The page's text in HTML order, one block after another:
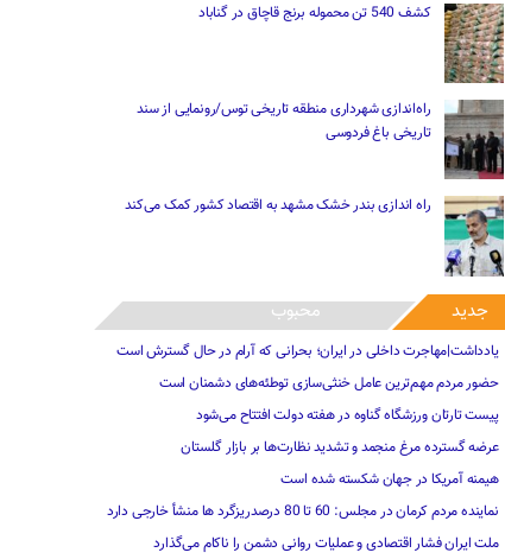
کشف 540 تن محموله برنج قاچاق در گناباد
راه‌اندازی شهرداری منطقه تاریخی توس/رونمایی از سند
تاریخی باغ فردوسی
راه اندازی بندر خشک مشهد به اقتصاد کشور کمک می‌کند
جدید محبوب
یادداشت|مهاجرت داخلی در ایران؛ بحرانی که آرام در حال گسترش است
حضور مردم مهم‌ترین عامل خنثی‌سازی توطئه‌های دشمنان است
پیست تارتان ورزشگاه گناوه در هفته دولت افتتاح می‌شود
عرضه گسترده مرغ منجمد و تشدید نظارت‌ها بر بازار گلستان
هیمنه آمریکا در جهان شکسته شده است
نماینده مردم کرمان در مجلس: 60 تا 80 درصدریزگرد ها منشأ خارجی دارد
ملت ایران فشار اقتصادی و عملیات روانی دشمن را ناکام می‌گذارد